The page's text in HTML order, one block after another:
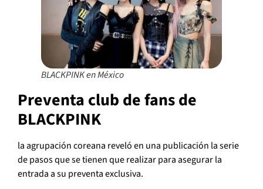
BLACKPINK en México
Preventa club de fans de
BLACKPINK
la agrupación coreana reveló en una publicación la serie
de pasos que se tienen que realizar para asegurar la
entrada a su preventa exclusiva.